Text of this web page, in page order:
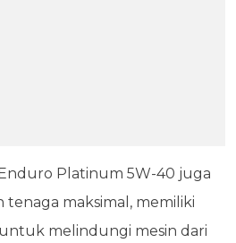
Platinum 5W-40 juga
maksimal, memiliki
melindungi mesin dari